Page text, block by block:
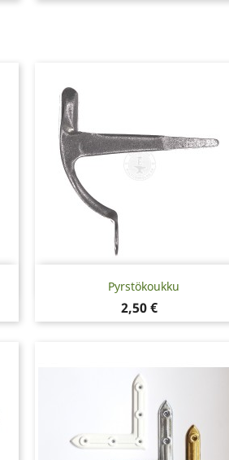
Pyrstökoukku
Hinta
2,50 €
Pikakatselu